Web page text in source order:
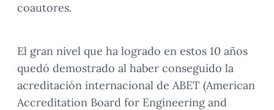
coautores.
El gran nivel que ha logrado en estos 10 años
quedó demostrado al haber conseguido la
acreditación internacional de ABET (American
Accreditation Board for Engineering and